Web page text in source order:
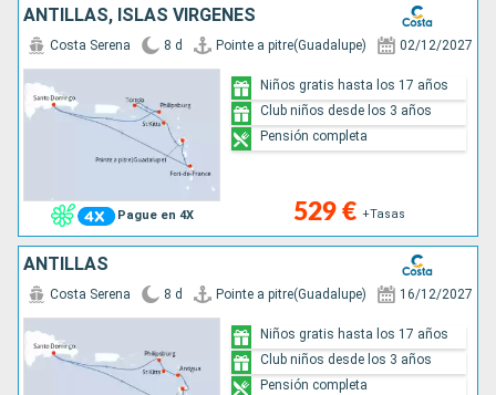
ANTILLAS, ISLAS VÍRGENES
Pague en 4X
Costa Serena 8 d Pointe a pitre(Guadalupe) 02/12/2027
529 € +Tasas
Niños gratis hasta los 17 años
Club niños desde los 3 años
Pensión completa
ANTILLAS
Costa Serena 8 d Pointe a pitre(Guadalupe) 16/12/2027
Niños gratis hasta los 17 años
Club niños desde los 3 años
Pensión completa